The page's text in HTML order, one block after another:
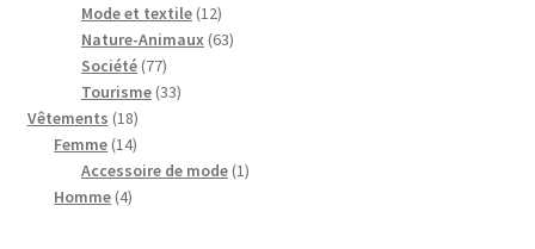
produits
Mode et textile 1212
produits
Nature-Animaux 6363
Société 7777
produits
Tourisme 3333
Vêtements 1818
produits
Femme 1414
produits
Accessoire de mode 11
Homme 44